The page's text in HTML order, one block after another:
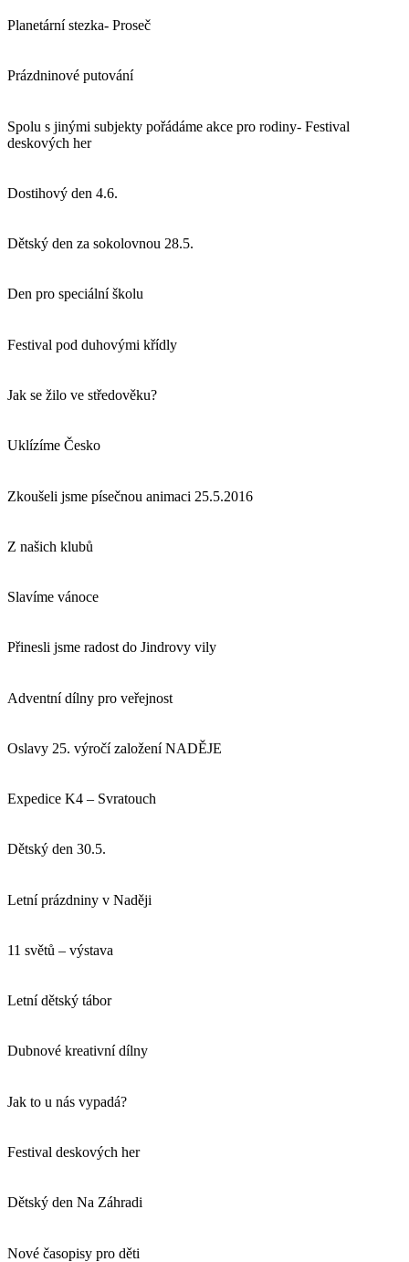
Planetární stezka- Proseč
Prázdninové putování
Spolu s jinými subjekty pořádáme akce pro rodiny- Festival
deskových her
Dostihový den 4.6.
Dětský den za sokolovnou 28.5.
Den pro speciální školu
Festival pod duhovými křídly
Jak se žilo ve středověku?
Uklízíme Česko
Zkoušeli jsme písečnou animaci 25.5.2016
Z našich klubů
Slavíme vánoce
Přinesli jsme radost do Jindrovy vily
Adventní dílny pro veřejnost
Oslavy 25. výročí založení NADĚJE
Expedice K4 – Svratouch
Dětský den 30.5.
Letní prázdniny v Naději
11 světů – výstava
Letní dětský tábor
Dubnové kreativní dílny
Jak to u nás vypadá?
Festival deskových her
Dětský den Na Záhradi
Nové časopisy pro děti